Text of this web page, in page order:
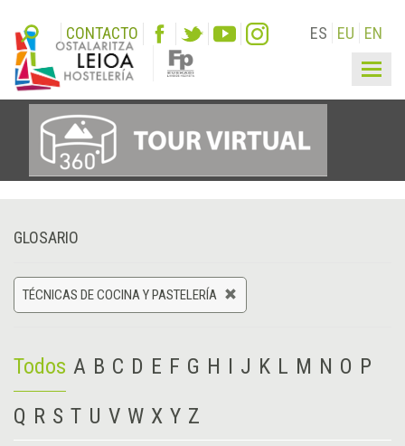
CONTACTO ES EU EN
GLOSARIO
TÉCNICAS DE COCINA Y PASTELERÍA
Todos A B C D E F G H I J K L M N O P
Q R S T U V W X Y Z